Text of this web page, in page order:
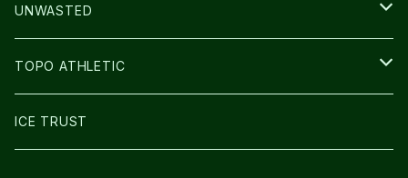
BAG
LIGHT
UNWASTED
GLOVE
TOPO ATHLETIC
SHOES
ICE TRUST